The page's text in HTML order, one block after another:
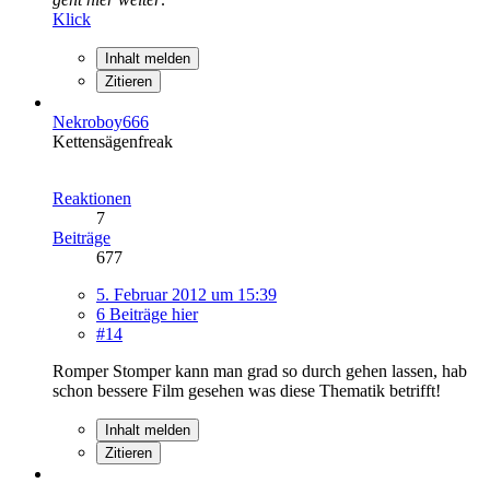
Klick
Inhalt melden
Zitieren
Nekroboy666
Kettensägenfreak
Reaktionen
7
Beiträge
677
5. Februar 2012 um 15:39
6 Beiträge hier
#14
Romper Stomper kann man grad so durch gehen lassen, hab
schon bessere Film gesehen was diese Thematik betrifft!
Inhalt melden
Zitieren